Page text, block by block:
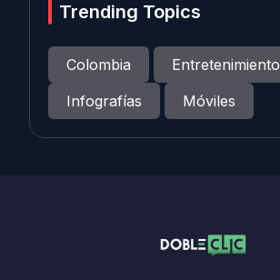
Trending Topics
Colombia
Entretenimiento
Infografías
Móviles